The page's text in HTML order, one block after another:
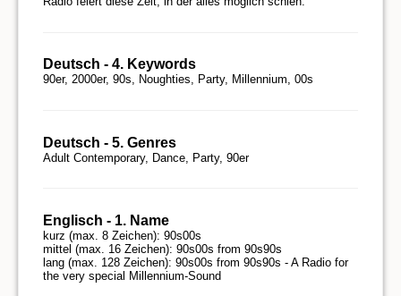
Deutsch - 4. Keywords
90er, 2000er, 90s, Noughties, Party, Millennium, 00s
Deutsch - 5. Genres
Adult Contemporary, Dance, Party, 90er
Englisch - 1. Name
kurz (max. 8 Zeichen): 90s00s
mittel (max. 16 Zeichen): 90s00s from 90s90s
lang (max. 128 Zeichen): 90s00s from 90s90s - A Radio for
the very special Millennium-Sound